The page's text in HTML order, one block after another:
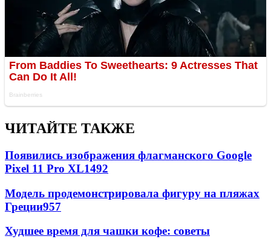
ЧИТАЙТЕ ТАКЖЕ
Появились изображения флагманского Google
Pixel 11 Pro XL1492
Модель продемонстрировала фигуру на пляжах
Греции957
Худшее время для чашки кофе: советы